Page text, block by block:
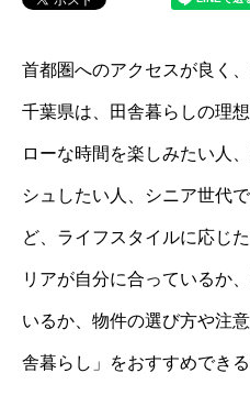
首都圏へのアクセスが良く
千葉県は、田舎暮らしの理
ローな時間を楽しみたい人
シュしたい人、シニア世代
ど、ライフスタイルに応じ
リアが自分に合っているか
いるか、物件の選び方や注
舎暮らし」をおすすめでき